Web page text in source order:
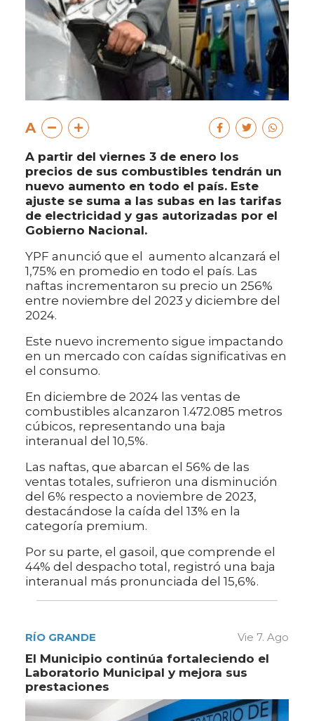
A
A partir del viernes 3 de enero los
precios de sus combustibles tendrán un
nuevo aumento en todo el país. Este
ajuste se suma a las subas en las tarifas
de electricidad y gas autorizadas por el
Gobierno Nacional.
YPF anunció que el aumento alcanzará el
1,75% en promedio en todo el país. Las
naftas incrementaron su precio un 256%
entre noviembre del 2023 y diciembre del
2024.
Este nuevo incremento sigue impactando
en un mercado con caídas significativas en
el consumo.
En diciembre de 2024 las ventas de
combustibles alcanzaron 1.472.085 metros
cúbicos, representando una baja
interanual del 10,5%.
Las naftas, que abarcan el 56% de las
ventas totales, sufrieron una disminución
del 6% respecto a noviembre de 2023,
destacándose la caída del 13% en la
categoría premium.
Por su parte, el gasoil, que comprende el
44% del despacho total, registró una baja
interanual más pronunciada del 15,6%.
RÍO GRANDE Vie 7. Ago
El Municipio continúa fortaleciendo el
Laboratorio Municipal y mejora sus
prestaciones